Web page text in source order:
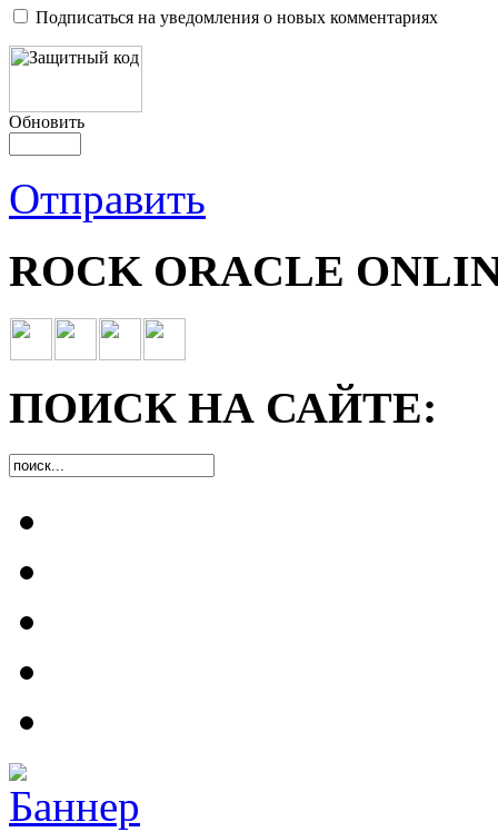
Подписаться на уведомления о новых комментариях
Обновить
Отправить
ROCK ORACLE
ПОИСК НА САЙТЕ: